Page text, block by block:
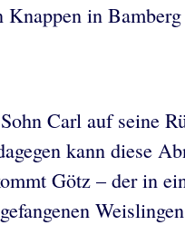
in
Carl auf seine
kann diese
Götz – der in